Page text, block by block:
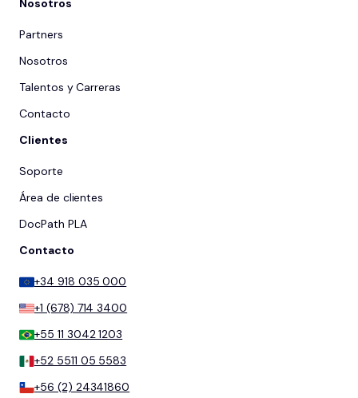
Nosotros
Partners
Nosotros
Talentos y Carreras
Contacto
Clientes
Soporte
Área de clientes
DocPath PLA
Contacto
+34 918 035 000
+1 (678) 714 3400
+55 11 3042 1203
+52 5511 05 5583
+56 (2) 24341860